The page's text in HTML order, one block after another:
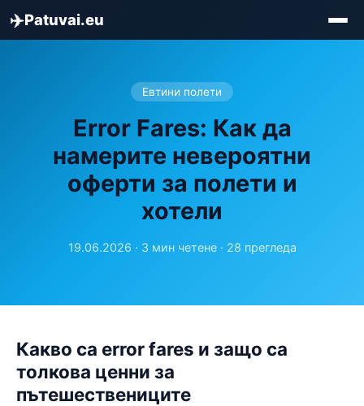
✈️Patuvai.eu
Евтини полети
Error Fares: Как да
намерите невероятни
оферти за полети и
хотели
19.06.2026 · 3 мин четене · 28 прегледа
Какво са error fares и защо са
толкова ценни за
пътешествениците